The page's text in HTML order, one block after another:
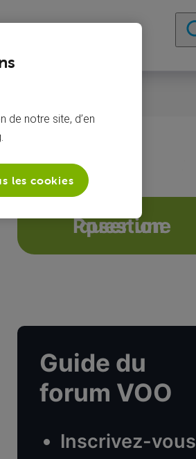
Orange
Poser une question
Guide du
forum VOO
Inscrivez-vous
de notre site, d’en
les cookies